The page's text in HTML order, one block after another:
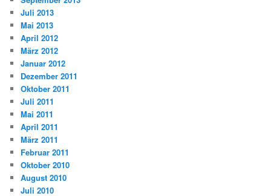
Juli 2013
Mai 2013
April 2012
März 2012
Januar 2012
Dezember 2011
Oktober 2011
Juli 2011
Mai 2011
April 2011
März 2011
Februar 2011
Oktober 2010
August 2010
Juli 2010